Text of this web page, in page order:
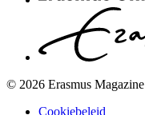
© 2026 Erasmus Magazine
Cookiebeleid